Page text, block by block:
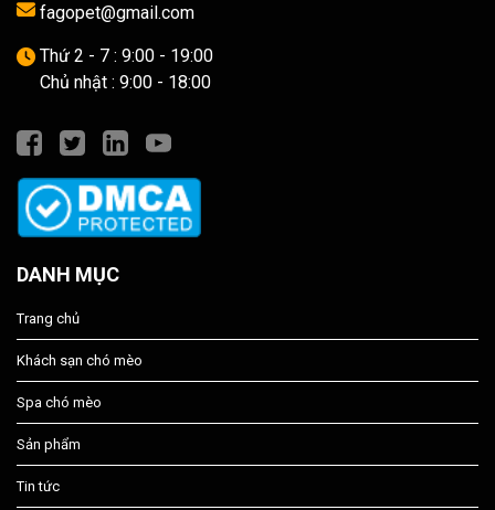
fagopet@gmail.com
Thứ 2 - 7 : 9:00 - 19:00
Chủ nhật : 9:00 - 18:00
DANH MỤC
Trang chủ
Khách sạn chó mèo
Spa chó mèo
Sản phẩm
Tin tức